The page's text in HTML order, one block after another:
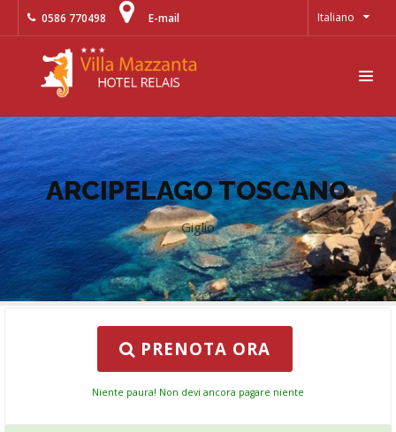
Italiano
0586 770498 E-mail
ARCIPELAGO TOSCANO
Giglio
PRENOTA ORA
Niente paura! Non devi ancora pagare niente